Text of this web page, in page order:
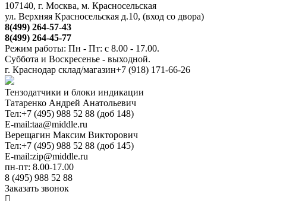
107140, г. Москва, м. Красносельская
ул. Верхняя Красносельская д.10, (вход со двора)
8(499) 264-57-43
8(499) 264-45-77
Режим работы: Пн - Пт: с 8.00 - 17.00.
Суббота и Воскресенье - выходной.
г. Краснодар склад/магазин+7 (918) 171-66-26
Тензодатчики и блоки индикации
Татаренко Андрей Анатольевич
Тел:+7 (495) 988 52 88 (доб 148)
E-mail:taa@middle.ru
Верещагин Максим Викторович
Тел:+7 (495) 988 52 88 (доб 145)
E-mail:zip@middle.ru
пн-пт: 8.00-17.00
8 (495) 988 52 88
Заказать звонок